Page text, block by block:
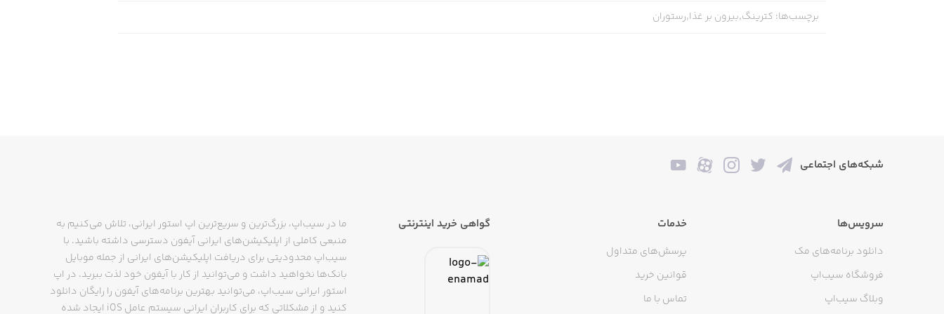
برچسب‌ها: کترینگ,بیرون بر غذا,رستوران
شبکه‌های اجتماعی
سرویس‌ها
دانلود برنامه‌های مک
فروشگاه سیب‌اپ
وبلاگ سیب‌اپ
خدمات
پرسش‌های متداول
قوانین خرید
تماس با ما
گواهی خرید اینترنتی
ما در سیب‌اپ، بزرگ‌ترین و سریع‌ترین اپ استور ایرانی، تلاش می‌کنیم به
منبعی کاملی از اپلیکیشن‌های ایرانی آیفون دسترسی داشته باشید. با
سیب‌اپ محدودیتی برای دریافت اپلیکیشن‌های ایرانی از جمله موبایل
بانک‌ها نخواهید داشت و می‌توانید از کار با آیفون خود لذت ببرید. در اپ
استور ایرانی سیب‌اپ، می‌توانید بهترین برنامه‌های آیفون را رایگان دانلود
کنید و از مشکلاتی که برای کاربران ایرانی سیستم عامل iOS ایجاد شده